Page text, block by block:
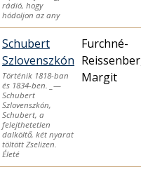
rádió, hogy
hódoljon az any
Schubert
Szlovenszkón
Történik 1818-ban
és 1834-ben. _—
Schubert
Szlovenszkón,
Schubert, a
felejthetetlen
dalköltő, két nyarat
töltött Zselizen.
Életé
Furchné-
Margit